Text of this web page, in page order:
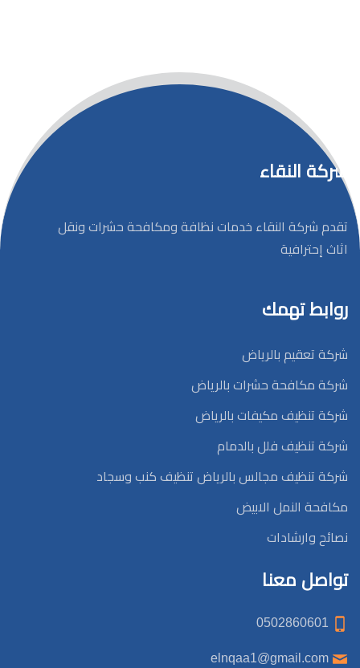
شركة النقاء
تقدم شركة النقاء خدمات نظافة ومكافحة حشرات ونقل
اثاث إحترافية
روابط تهمك
شركة تعقيم بالرياض
شركة مكافحة حشرات بالرياض
شركة تنظيف مكيفات بالرياض
شركة تنظيف فلل بالدمام
شركة تنظيف مجالس بالرياض تنظيف كنب وسجاد
مكافحة النمل الابيض
نصائح وارشادات
تواصل معنا